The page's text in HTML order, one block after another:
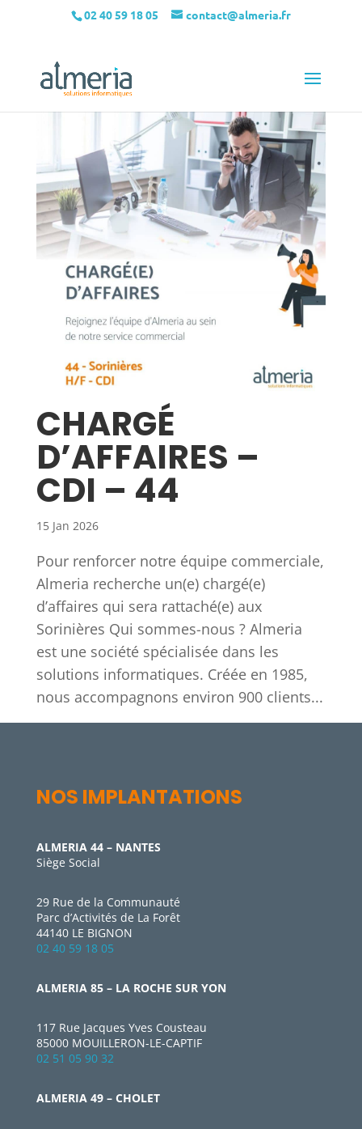
02 40 59 18 05 contact@almeria.fr
CHARGÉ
D’AFFAIRES –
CDI – 44
15 Jan 2026
Pour renforcer notre équipe commerciale,
Almeria recherche un(e) chargé(e)
d’affaires qui sera rattaché(e) aux
Sorinières Qui sommes-nous ? Almeria
est une société spécialisée dans les
solutions informatiques. Créée en 1985,
nous accompagnons environ 900 clients...
NOS IMPLANTATIONS
ALMERIA 44 – NANTES
Siège Social
29 Rue de la Communauté
Parc d’Activités de La Forêt
44140 LE BIGNON
02 40 59 18 05
ALMERIA 85 – LA ROCHE SUR YON
117 Rue Jacques Yves Cousteau
85000 MOUILLERON-LE-CAPTIF
02 51 05 90 32
ALMERIA 49 – CHOLET